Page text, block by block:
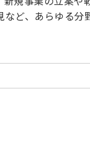
ど、あらゆる分